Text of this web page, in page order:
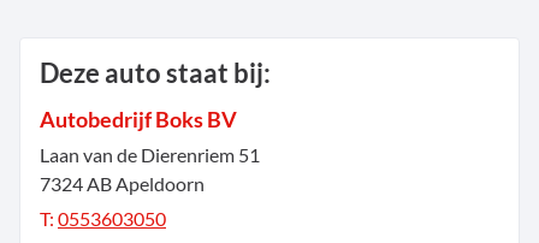
Deze auto staat bij:
Autobedrijf Boks BV
Laan van de Dierenriem 51
7324 AB Apeldoorn
T: 0553603050